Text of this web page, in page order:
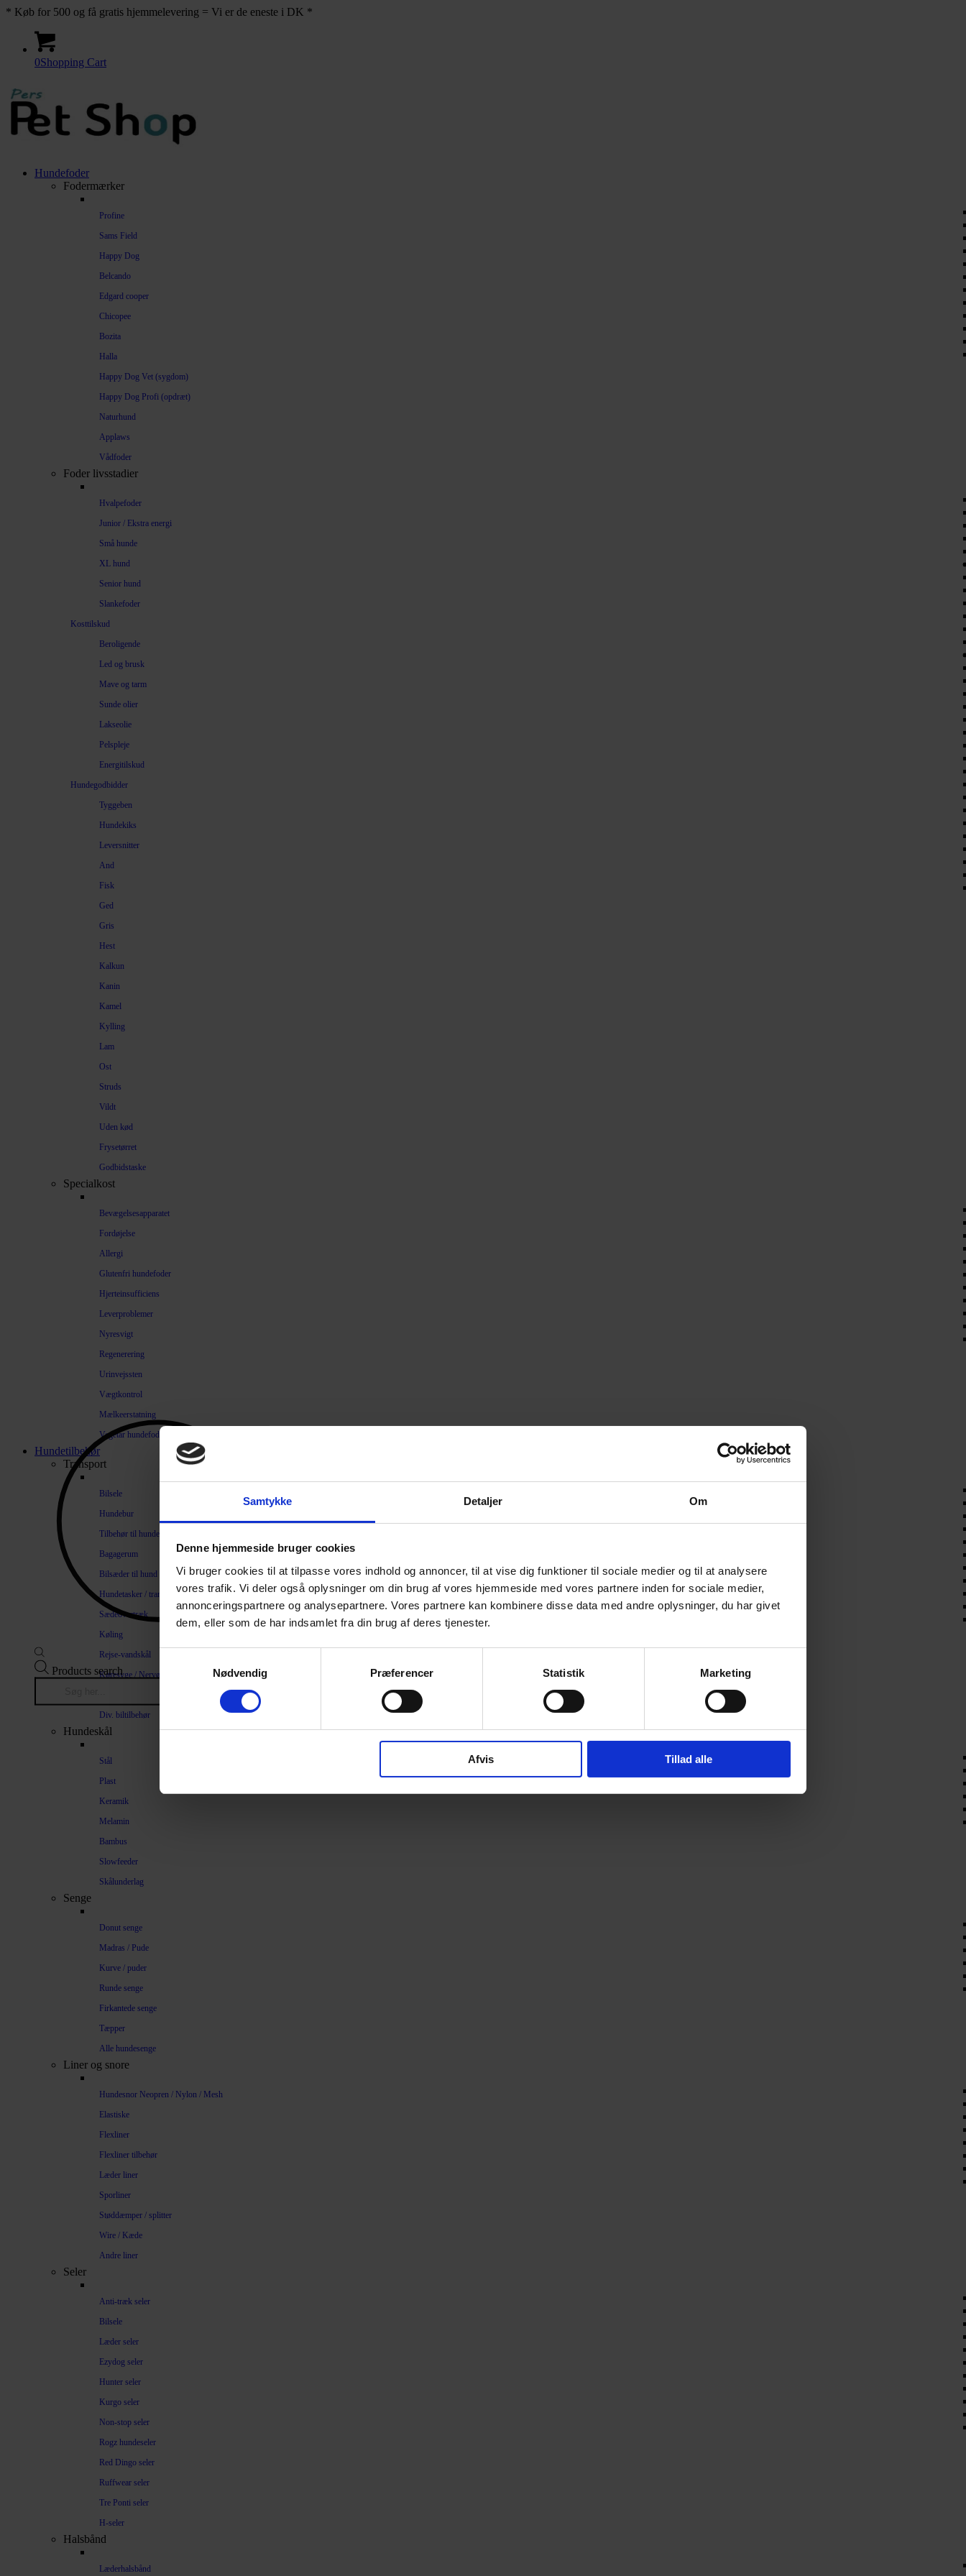
Samtykke Detaljer Om
Denne hjemmeside bruger cookies
Vi bruger cookies til at tilpasse vores indhold og annoncer, til at vise dig funktioner til sociale medier og til at analysere
vores trafik. Vi deler også oplysninger om din brug af vores hjemmeside med vores partnere inden for sociale medier,
annonceringspartnere og analysepartnere. Vores partnere kan kombinere disse data med andre oplysninger, du har givet
dem, eller som de har indsamlet fra din brug af deres tjenester.
Nødvendig
Præferencer Statistik Marketing
Afvis Tillad alle
* Køb for 500 og få gratis hjemmelevering = Vi er de eneste i DK *
0Shopping Cart
Hundefoder
Fodermærker
Profine
Sams Field
Happy Dog
Belcando
Edgard cooper
Chicopee
Bozita
Halla
Happy Dog Vet (sygdom)
Happy Dog Profi (opdræt)
Naturhund
Applaws
Vådfoder
Foder livsstadier
Hvalpefoder
Junior / Ekstra energi
Små hunde
XL hund
Senior hund
Slankefoder
Kosttilskud
Beroligende
Led og brusk
Mave og tarm
Sunde olier
Lakseolie
Pelspleje
Energitilskud
Hundegodbidder
Tyggeben
Hundekiks
Leversnitter
And
Fisk
Ged
Gris
Hest
Kalkun
Kanin
Kamel
Kylling
Lam
Ost
Struds
Vildt
Uden kød
Frysetørret
Godbidstaske
Specialkost
Bevægelsesapparatet
Fordøjelse
Allergi
Glutenfri hundefoder
Hjerteinsufficiens
Leverproblemer
Nyresvigt
Regenerering
Urinvejssten
Vægtkontrol
Mælkeerstatning
Vegetar hundefoder
Hundetilbehør
Transport
Bilsele
Hundebur
Tilbehør til hundebure
Bagagerum
Bilsæder til hund
Hundetasker / transportkasser
Sædeovertræk
Køling
Rejse-vandskål
Køresyge / Nervøsitet
Div. biltilbehør
Hundeskål
Stål
Plast
Keramik
Melamin
Bambus
Slowfeeder
Skålunderlag
Senge
Donut senge
Madras / Pude
Kurve / puder
Runde senge
Firkantede senge
Tæpper
Alle hundesenge
Liner og snore
Hundesnor Neopren / Nylon / Mesh
Elastiske
Flexliner
Flexliner tilbehør
Læder liner
Sporliner
Støddæmper / splitter
Wire / Kæde
Andre liner
Seler
Anti-træk seler
Bilsele
Læder seler
Ezydog seler
Hunter seler
Kurgo seler
Non-stop seler
Rogz hundeseler
Red Dingo seler
Ruffwear seler
Tre Ponti seler
H-seler
Halsbånd
Læderhalsbånd
Products search